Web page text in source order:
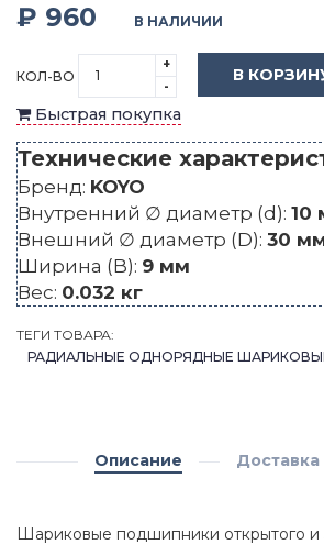
₽ 960 В НАЛИЧИИ
КОЛ-ВО
+
-
В
Быстрая покупка
Технические
Бренд: KOYO
Внутренний ∅ диаметр (d): 10
Внешний ∅ диаметр (D): 30
Ширина (B): 9 мм
Вес: 0.032 кг
ТЕГИ ТОВАРА:
РАДИАЛЬНЫЕ ОДНОРЯДНЫЕ
Описание Доставка
Шариковые подшипники открытого и